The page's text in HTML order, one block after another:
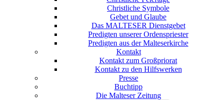
Christliche Symbole
Gebet und Glaube
Das MALTESER Dienstgebet
Predigten unserer Ordenspriester
Predigten aus der Malteserkirche
Kontakt
Kontakt zum Großpriorat
Kontakt zu den Hilfswerken
Presse
Buchtipp
Die Malteser Zeitung